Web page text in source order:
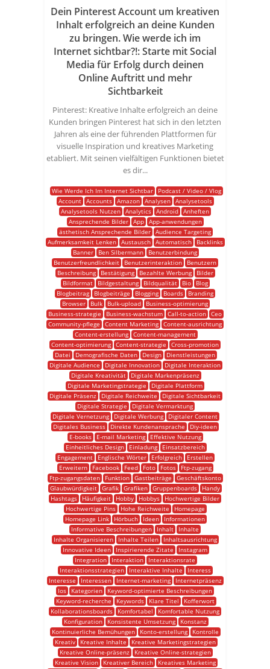
Dein Pinterest Account um kreativen
Inhalt erfolgreich an deine Kunden
zu bringen. Wie werde ich im
Internet sichtbar?!: Starte mit Social
Media für Erfolg durch deinen
Online Auftritt und mehr
Sichtbarkeit
Pinterest: Kreative Inhalte erfolgreich an deine
Kunden bringen Pinterest hat sich in den letzten
Jahren als eine der führenden Plattformen für
visuelle Inspiration und kreatives Marketing
etabliert. Mit seinen vielfältigen Funktionen bietet
es dir...
Wie Werde Ich Im Internet Sichtbar
Podcast / Video / Vlog
Account
Accounts Amazon Analysen
Analysetools
Analysetools Nutzen Analytics Android Anheften
Ansprechende Bilder
App
App-anwendungen
ästhetisch Ansprechende Bilder Audience Targeting
Aufmerksamkeit Lenken
Austausch Automatisch
Backlinks
Banner
Ben Silbermann
Benutzerbindung
Benutzerfreundlichkeit
Benutzerinteraktion
Benutzern
Beschreibung
Bestätigung Bezahlte Werbung
Bilder
Bildformat
Bildgestaltung Bildqualität Bio
Blog
Blogbeitrag
Blogbeiträge Blogging Boards
Branding
Browser
Bulk Bulk-upload
Business-optimierung
Business-strategie
Business-wachstum Call-to-action Ceo
Community-pflege
Content Marketing Content-ausrichtung
Content-erstellung
Content-management
Content-optimierung Content-strategie
Cross-promotion
Datei
Demografische Daten Design
Dienstleistungen
Digitale Audience
Digitale Innovation
Digitale Interaktion
Digitale Kreativität
Digitale Markenpräsenz
Digitale Marketingstrategie
Digitale Plattform
Digitale Präsenz
Digitale Reichweite
Digitale Sichtbarkeit
Digitale Strategie
Digitale Vermarktung
Digitale Vernetzung
Digitale Werbung
Digitaler Content
Digitales Business
Direkte Kundenansprache
Diy-ideen
E-books
E-mail Marketing
Effektive Nutzung
Einheitliches Design
Einladung
Einsatzbereich
Engagement
Englische Wörter Erfolgreich
Erstellen
Erweitern
Facebook Feed Foto Fotos
Ftp-zugang
Ftp-zugangsdaten
Funktion Gastbeiträge
Geschäftskonto
Glaubwürdigkeit Grafik Grafiken Gruppenboards
Handy
Hashtags
Häufigkeit Hobby Hobbys
Hochwertige Bilder
Hochwertige Pins
Hohe Reichweite
Homepage
Homepage Link
Hörbuch Ideen
Informationen
Informative Beschreibungen
Inhalt
Inhalte
Inhalte Organisieren
Inhalte Teilen
Inhaltsausrichtung
Innovative Ideen
Inspirierende Zitate
Instagram
Integration
Interaktion
Interaktionsrate
Interaktionsstrategien
Interaktive Inhalte
Interess
Interesse
Interessen Internet-marketing
Internetpräsenz
Ios
Kategorien
Keyword-optimierte Beschreibungen
Keyword-recherche
Keywords Klare Titel
Kofferwort
Kollaborationsboards
Komfortabel
Komfortable Nutzung
Konfiguration
Konsistente Umsetzung
Konstanz
Kontinuierliche Bemühungen
Konto-erstellung
Kontrolle
Kreativ
Kreative Inhalte
Kreative Marketingstrategien
Kreative Online-präsenz
Kreative Online-strategien
Kreative Vision
Kreativer Bereich
Kreatives Marketing